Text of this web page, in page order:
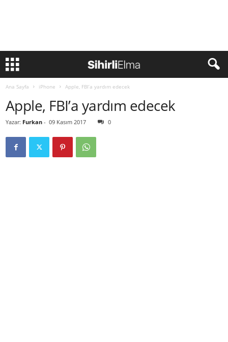
Ana Sayfa iPhone Apple, FBI’a yardım edecek
Apple, FBI’a yardım edecek
Yazar: Furkan - 09 Kasım 2017 0